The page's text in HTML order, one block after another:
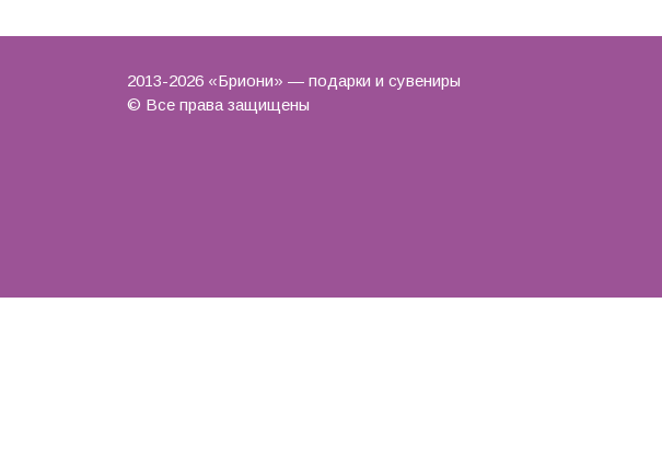
2013-2026 «Бриони» — подарки и сувениры
© Все права защищены